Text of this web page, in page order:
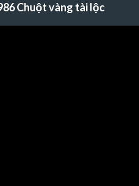
Chuột vàng tài lộc